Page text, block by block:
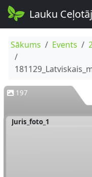
Lauku
Sākums Events
197
Juris_foto_1